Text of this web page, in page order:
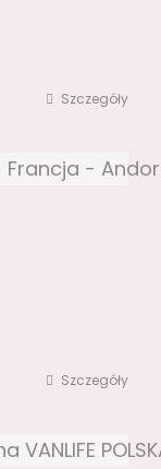
Szczegóły
Szczegóły